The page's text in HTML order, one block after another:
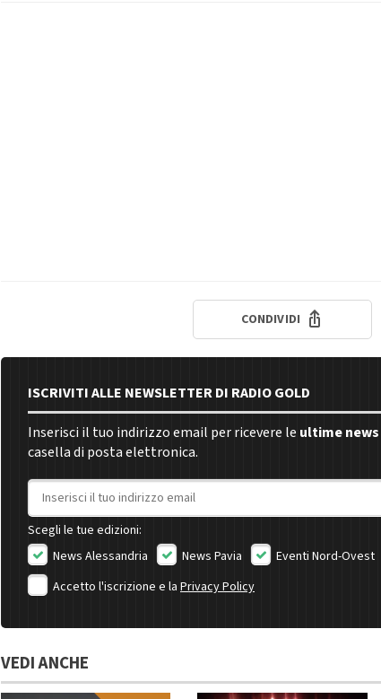
CONDIVIDI
ISCRIVITI ALLE NEWSLETTER DI RADIO GOLD
Inserisci il tuo indirizzo email per ricevere le ultime news
casella di posta elettronica.
Indirizzo email
Scegli le tue edizioni:
News Alessandria
News Pavia
Eventi Nord-Ovest
Accetto l'iscrizione e la Privacy Policy
VEDI ANCHE